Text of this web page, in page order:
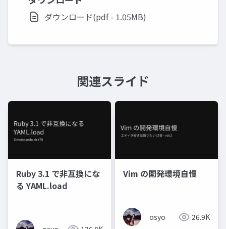
ダウンロード(pdf - 1.05MB)
関連スライド
Ruby 3.1 で非互換にな
る YAML.load
Vim の開発環境自慢
osyo 26.9K